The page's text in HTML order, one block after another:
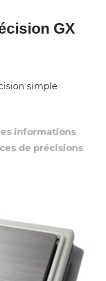
GX
simple
informations
de précisions